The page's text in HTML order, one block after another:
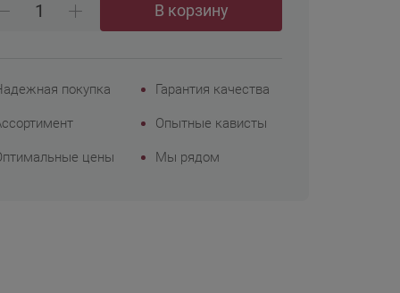
В корзину
покупка Гарантия качества
Опытные кависты
цены Мы рядом